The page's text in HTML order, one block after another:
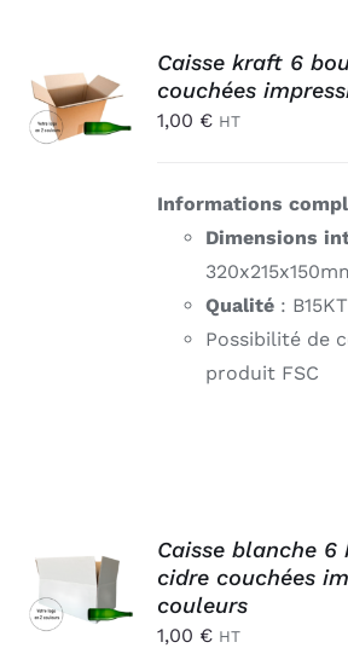
AU
PANIER
/
Caisse kraft 6
couchées
1,00 € HT
Informations
Dimensions
Qualité :
Possibilité de
produit FSC
PANIER
/
Caisse blanche
cidre couchées
couleurs
1,00 € HT